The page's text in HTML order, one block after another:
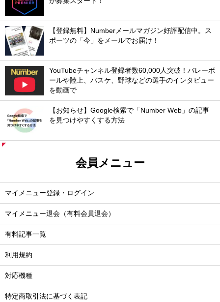
【登録無料】Numberメールマガジン好評配信中。ス
ポーツの「今」をメールでお届け！
YouTubeチャンネル登録者数60,000人突破！バレーボ
ールや陸上、バスケ、野球などの選手のインタビュー
を動画で
【お知らせ】Google検索で「Number Web」の記事
を見つけやすくする方法
会員メニュー
マイメニュー登録・ログイン
マイメニュー退会（有料会員退会）
有料記事一覧
利用規約
対応機種
特定商取引法に基づく表記